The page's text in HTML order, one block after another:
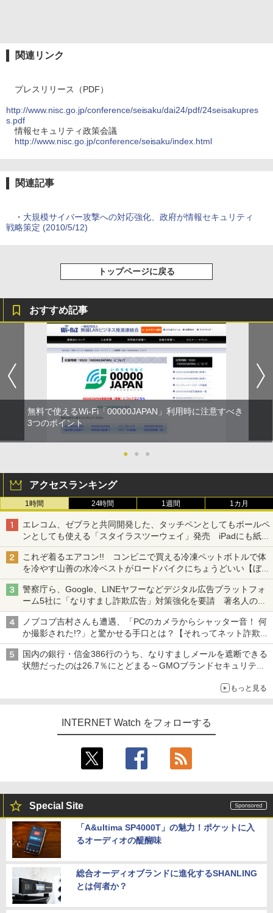
関連リンク
プレスリリース（PDF）
http://www.nisc.go.jp/conference/seisaku/dai24/pdf/24seisakupres
s.pdf
情報セキュリティ政策会議
http://www.nisc.go.jp/conference/seisaku/index.html
関連記事
・ 大規模サイバー攻撃への対応強化、政府が情報セキュリティ
戦略策定 (2010/5/12)
トップページに戻る
おすすめ記事
無料で使えるWi-Fi「00000JAPAN」利用時に注意すべき
3つのポイント
● ● ●
アクセスランキング
1時間 24時間 1週間 1カ月
エレコム、ゼブラと共同開発した、タッチペンとしてもボールペ
ンとしても使える「スタイラスツーウェイ」発売 iPadにも紙に
も、持ち替えずに書き込める
これぞ着るエアコン!! コンビニで買える冷凍ペットボトルで体
を冷やす山善の水冷ベストがロードバイクにちょうどいい【ぼっ
ち・ざ・ろーど！その14】【空いた時間でなにしてる？】
警察庁ら、Google、LINEヤフーなどデジタル広告プラットフォ
ーム5社に「なりすまし詐欺広告」対策強化を要請 著名人の写
真や映像を使った投資詐欺などへの対策として
ノブコブ吉村さんも遭遇、「PCのカメラからシャッター音！ 何
か撮影された!?」と驚かせる手口とは？【それってネット詐欺で
すよ！】
国内の銀行・信金386行のうち、なりすましメールを遮断できる
状態だったのは26.7％にとどまる～GMOブランドセキュリティ
もっと見る
INTERNET Watch をフォローする
Special Site
「A&ultima SP4000T」の魅力！ポケットに入
るオーディオの醍醐味
総合オーディオブランドに進化するSHANLING
とは何者か？